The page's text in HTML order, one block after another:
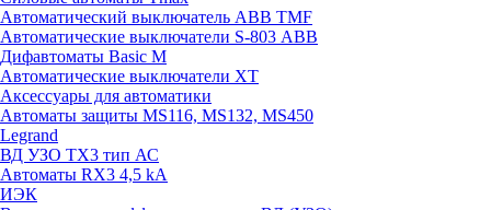
Автоматический выключатель ABB TMF
Автоматические выключатели S-803 АВВ
Дифавтоматы Basic M
Автоматические выключатели XT
Аксессуары для автоматики
Автоматы защиты MS116, MS132, MS450
Legrand
ВД УЗО TX3 тип АС
Автоматы RX3 4,5 kA
ИЭК